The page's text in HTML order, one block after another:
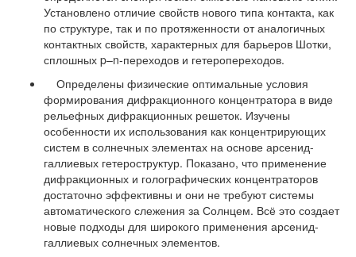
Установлено отличие свойств нового типа контакта, как
по структуре, так и по протяженности от аналогичных
контактных свойств, характерных для барьеров Шотки,
сплошных p–n-переходов и гетеропереходов.
Определены физические оптимальные условия
формирования дифракционного концентратора в виде
рельефных дифракционных решеток. Изучены
особенности их использования как концентрирующих
систем в солнечных элементах на основе арсенид-
галлиевых гетероструктур. Показано, что применение
дифракционных и голографических концентраторов
достаточно эффективны и они не требуют системы
автоматического слежения за Солнцем. Всё это создает
новые подходы для широкого применения арсенид-
галлиевых солнечных элементов.